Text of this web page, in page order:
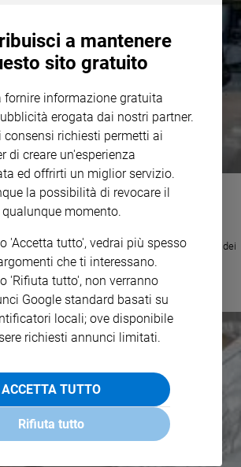
avvicina le famiglie ai bambini in
casa
si spostano per curare un figlio. «La presenza dei
della terapia», spiega Maria Chiara Roti di
a mantenere
sito gratuito
fornire informazione gratuita
erogata dai nostri partner.
consensi richiesti permetti ai
di creare un'esperienza
ed offrirti un miglior servizio.
la possibilità di revocare il
momento.
'Accetta tutto', vedrai più spesso
che ti interessano.
'Rifiuta tutto', non verranno
Google standard basati su
locali; ove disponibile
richiesti annunci limitati.
ACCETTA TUTTO
Rifiuta tutto